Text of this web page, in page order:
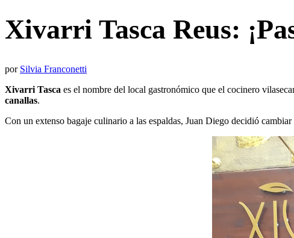
Xivarri Tasca Reus:
por Silvia Franconetti
Xivarri Tasca es el nombre del local gastronómico que el cocinero
canallas.
Con un extenso bagaje culinario a las espaldas, Juan Diego decidió